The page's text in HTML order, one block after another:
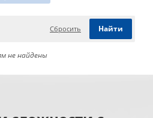
Сбросить
не найдены